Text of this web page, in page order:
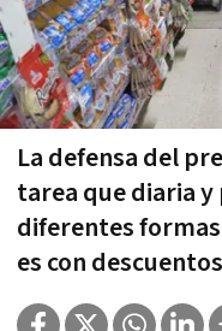
La defensa del
tarea que diaria y
diferentes
es con